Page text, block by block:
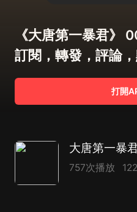
《大唐第一暴君》
訂閱，轉發，評論，
打開
757次播放